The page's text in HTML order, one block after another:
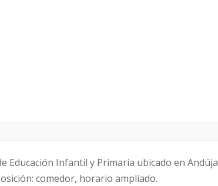
Educación Infantil y Primaria ubicado en
comedor, horario ampliado.